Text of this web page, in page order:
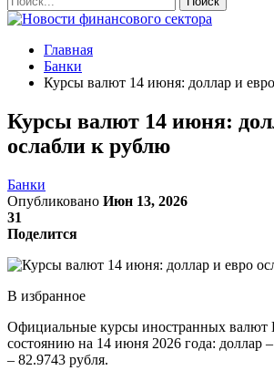
Главная
Банки
Курсы валют 14 июня: доллар и
Курсы валют 14 июня:
ослабли к рублю
Банки
Опубликовано Июн 13, 2026
31
Поделится
В избранное
Официальные курсы иностранных
состоянию на 14 июня 2026 года: доллар
– 82.9743 рубля.